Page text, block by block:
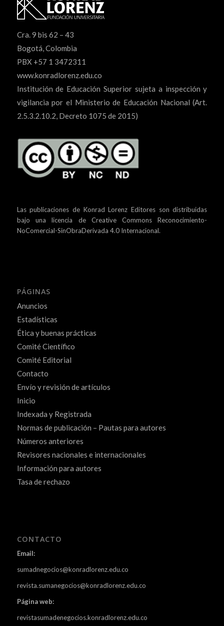
Cra. 9 bis 62 – 43
Bogotá, Colombia
PBX +57 1 3472311
www.konradlorenz.edu.co
Institución de Educación Superior sujeta a inspección y
vigilancia por el Ministerio de Educación Nacional (Art.
2.5.3.2.10.2, Decreto 1075 de 2015)
Las publicaciones de Konrad Lorenz Editores son distribuidas
bajo unalicencia de Creative Commons Reconocimiento-
NoComercial-SinObraDerivada 4.0 Internacional.
PÁGINAS
Anuncios
Estadísticas
Ética y buenas prácticas
Comité Científico
Comité Editorial
Contacto
Envío y revisión de artículos
Inicio
Indexada y Registrada
Normas de publicación – Pautas para autores
Números anteriores
Revisores nacionales e internacionales
Información para autores
Tasa de rechazo
CONTACTO
Email:
sumadnegocios@konradlorenz.edu.co
revista.sumanegocios@konradlorenz.edu.co
Página web:
revistasumadenegocios.konradlorenz.edu.co